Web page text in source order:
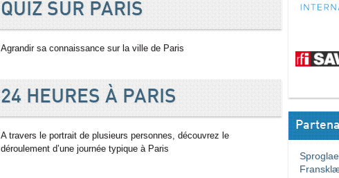
QUIZ SUR PARIS
Agrandir sa connaissance sur la ville de Paris
24 HEURES À PARIS
A travers le portrait de plusieurs personnes, découvrez le
déroulement d’une journée typique à Paris